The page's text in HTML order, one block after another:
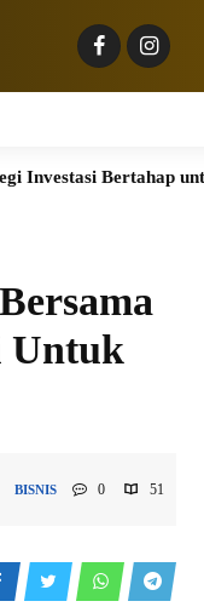
untuk Pemula
Untuk
BISNIS 0 51